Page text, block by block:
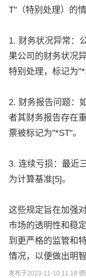
T"（特别处理）的情
1. 财务状况异常：
果公司的财务状况
特别处理，标记为
2. 财务报告问题：
者其财务报告存在
票被标记为"*ST"。
3. 连续亏损：最近
为计算基准[5]。
这些规定旨在加强
市场的透明性和稳
到更严格的监管和
情况，以便做出明
发布于2023-11-10 11:18 德